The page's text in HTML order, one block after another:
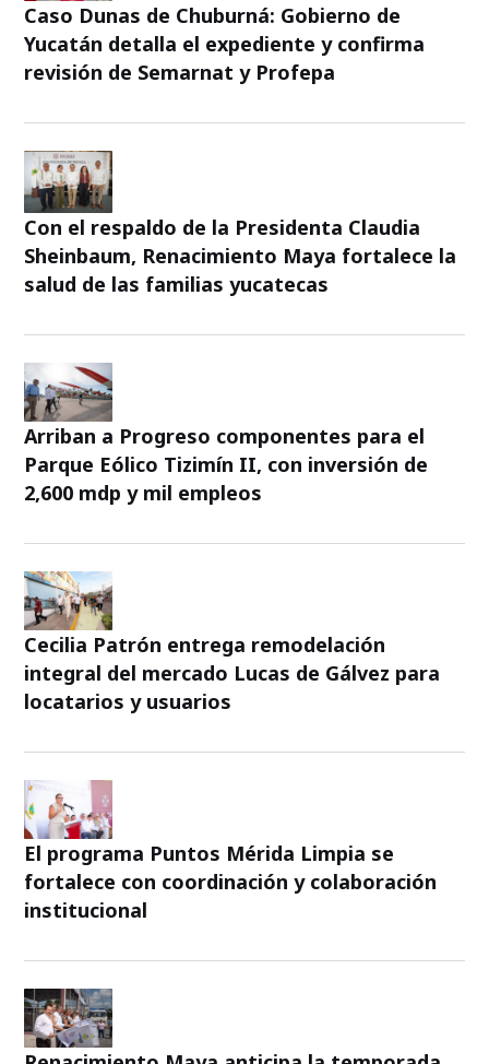
Caso Dunas de Chuburná: Gobierno de
Yucatán detalla el expediente y confirma
revisión de Semarnat y Profepa
Con el respaldo de la Presidenta Claudia
Sheinbaum, Renacimiento Maya fortalece la
salud de las familias yucatecas
Arriban a Progreso componentes para el
Parque Eólico Tizimín II, con inversión de
2,600 mdp y mil empleos
Cecilia Patrón entrega remodelación
integral del mercado Lucas de Gálvez para
locatarios y usuarios
El programa Puntos Mérida Limpia se
fortalece con coordinación y colaboración
institucional